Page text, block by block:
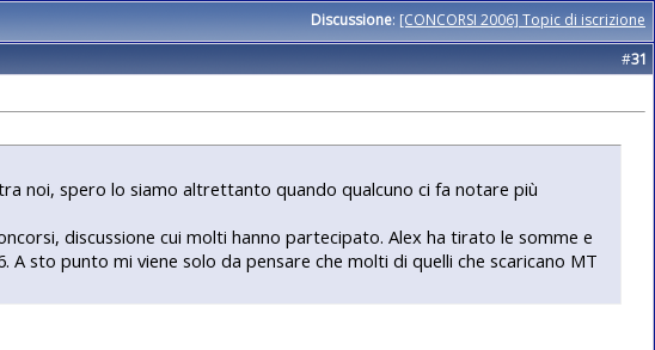
Discussione: [CONCORSI 2006] Topic di iscrizione
#31
noi, spero lo siamo altrettanto quando qualcuno ci fa notare più
discussione cui molti hanno partecipato. Alex ha tirato le somme e
sto punto mi viene solo da pensare che molti di quelli che scaricano MT